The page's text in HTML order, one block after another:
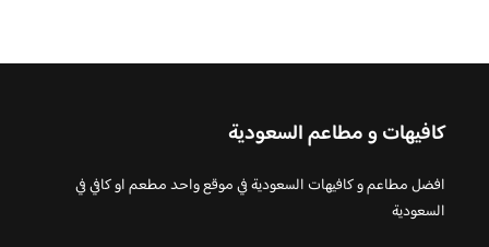
كافيهات و مطاعم السعودية
افضل مطاعم و كافيهات السعودية في موقع واحد مطعم او كافي في
السعودية